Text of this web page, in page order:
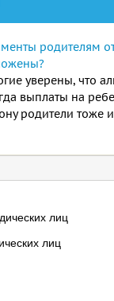
родителям
уверены, что
выплаты на
родители тоже
лиц
лиц